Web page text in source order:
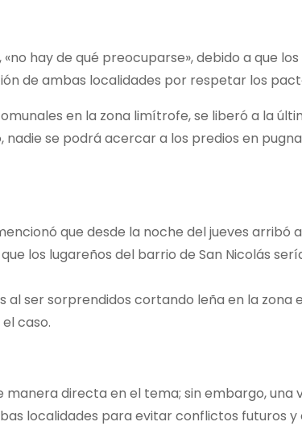
hay de qué preocuparse», debido a que
de ambas localidades por respetar los
en la zona limítrofe, se liberó a la
se podrá acercar a los predios en
que desde la noche del jueves arribó
los lugareños del barrio de San Nicolás
ser sorprendidos cortando leña en la zona
caso.
directa en el tema; sin embargo, una
localidades para evitar conflictos futuros y